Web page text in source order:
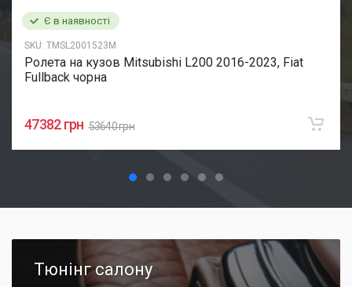
Є в наявності
SKU: TMSL2001523M
Ролета на кузов Mitsubishi L200 2016-2023, Fiat
Fullback чорна
47382 грн 53640 грн
Тюнінг салону